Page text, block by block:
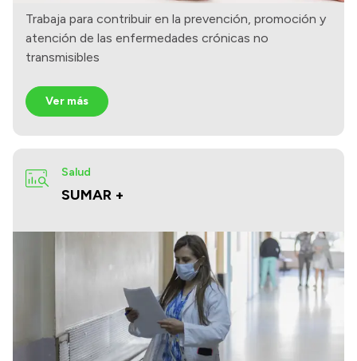
Trabaja para contribuir en la prevención, promoción y
atención de las enfermedades crónicas no
transmisibles
Ver más
SUMAR +
Salud